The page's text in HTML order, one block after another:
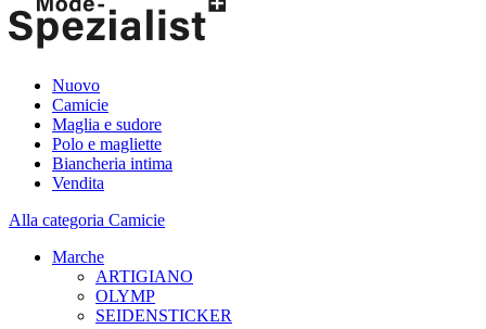
Nuovo
Camicie
Maglia e sudore
Polo e magliette
Biancheria intima
Vendita
Alla categoria Camicie
Marche
ARTIGIANO
OLYMP
SEIDENSTICKER